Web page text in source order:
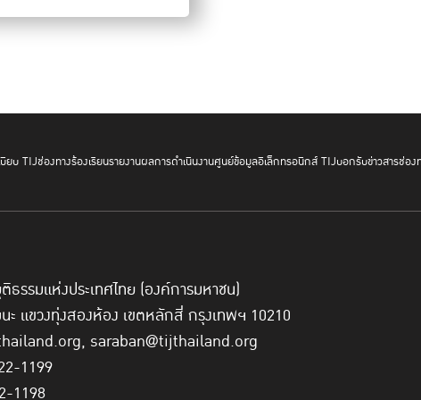
ผลกระทบต่อเด็กว่า กระบวนกา
ต้องมีมาตรการและแนวการปฏิบั
ประโยชน์สูงสุดของเด็ก ไม่ว่าจะเป็น
นอกจากนี้ ยังได้พูดถึงการนำเอาเท
ยบ TIJช่องทางร้องเรียนรายงานผลการดำเนินงานศูนย์ข้อมูลอิเล็กทรอนิกส์ TIJบอกรับข่าวสารช่อง
ธรรมแห่งประเทศไทย (องค์การมหาชน)
แขวงทุ่งสองห้อง เขตหลักสี่ กรุงเทพฯ 10210
saraban@tijthailand.org
1199
1198